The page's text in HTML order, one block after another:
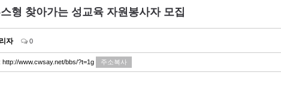
형 찾아가는 성교육 자원봉사자 모집
자 0
http://www.cwsay.net/bbs/?t=1g 주소복사